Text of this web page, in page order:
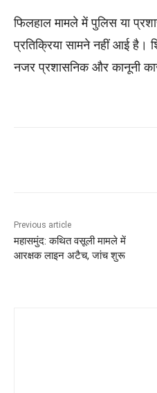
फिलहाल मामले में पुलिस या
प्रतिक्रिया सामने नहीं आई है।
नजर प्रशासनिक और कानूनी
Previous article
महासमुंद: कथित वसूली मामले में
आरक्षक लाइन अटैच, जांच शुरू